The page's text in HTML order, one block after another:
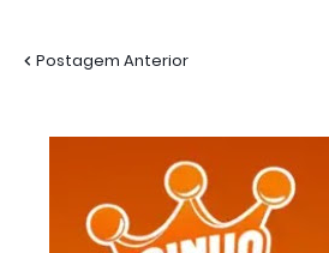
Postagem Anterior